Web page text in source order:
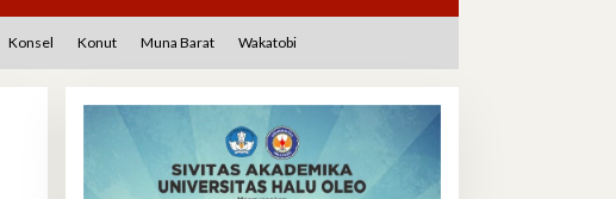
Konsel Konut Muna Barat Wakatobi